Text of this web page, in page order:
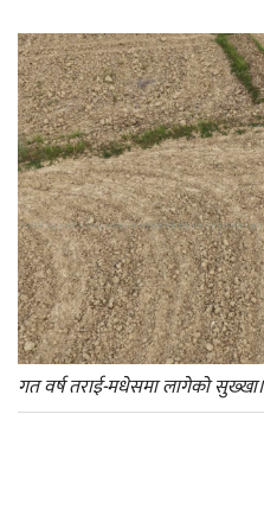
गत वर्ष तराई-मधेसमा लागेको सुख्खा।